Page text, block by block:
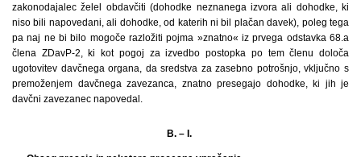
zakonodajalec želel obdavčiti (dohodke neznanega izvora ali dohodke, ki
niso bili napovedani, ali dohodke, od katerih ni bil plačan davek), poleg tega
pa naj ne bi bilo mogoče razložiti pojma »znatno« iz prvega odstavka 68.a
člena ZDavP-2, ki kot pogoj za izvedbo postopka po tem členu določa
ugotovitev davčnega organa, da sredstva za zasebno potrošnjo, vključno s
premoženjem davčnega zavezanca, znatno presegajo dohodke, ki jih je
davčni zavezanec napovedal.
B. – I.